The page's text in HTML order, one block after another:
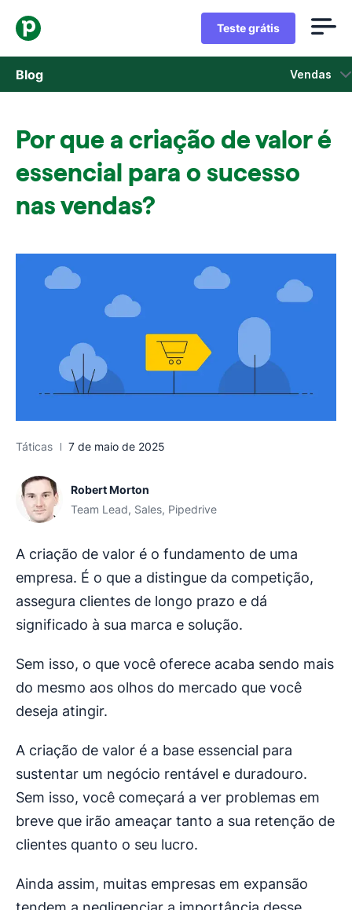
Teste grátis
Blog Vendas
Atualizações de Produtos
Por que a criação de valor é
essencial para o sucesso
nas vendas?
Táticas 7 de maio de 2025
Robert Morton
Team Lead, Sales, Pipedrive
A criação de valor é o fundamento de uma
empresa. É o que a distingue da competição,
assegura clientes de longo prazo e dá
significado à sua marca e solução.
Sem isso, o que você oferece acaba sendo mais
do mesmo aos olhos do mercado que você
deseja atingir.
A criação de valor é a base essencial para
sustentar um negócio rentável e duradouro.
Sem isso, você começará a ver problemas em
breve que irão ameaçar tanto a sua retenção de
clientes quanto o seu lucro.
Ainda assim, muitas empresas em expansão